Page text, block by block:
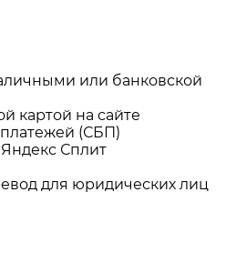
или банковской
картой на сайте
(СБП)
Сплит
для юридических лиц